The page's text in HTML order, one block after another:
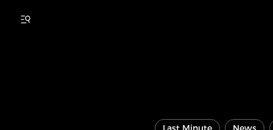
Last Minute News